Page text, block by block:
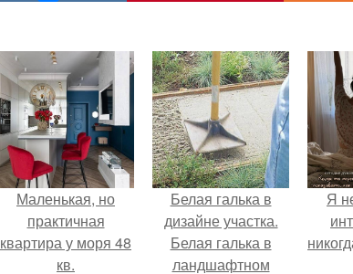
Маленькая, но
практичная
квартира у моря 48
кв.
Белая галька в
дизайне участка.
Белая галька в
ландшафтном
Я